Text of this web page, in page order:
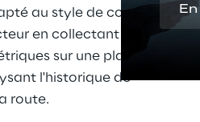
au style de conduite de
en collectant des
sur une plateforme
l'historique de
route.